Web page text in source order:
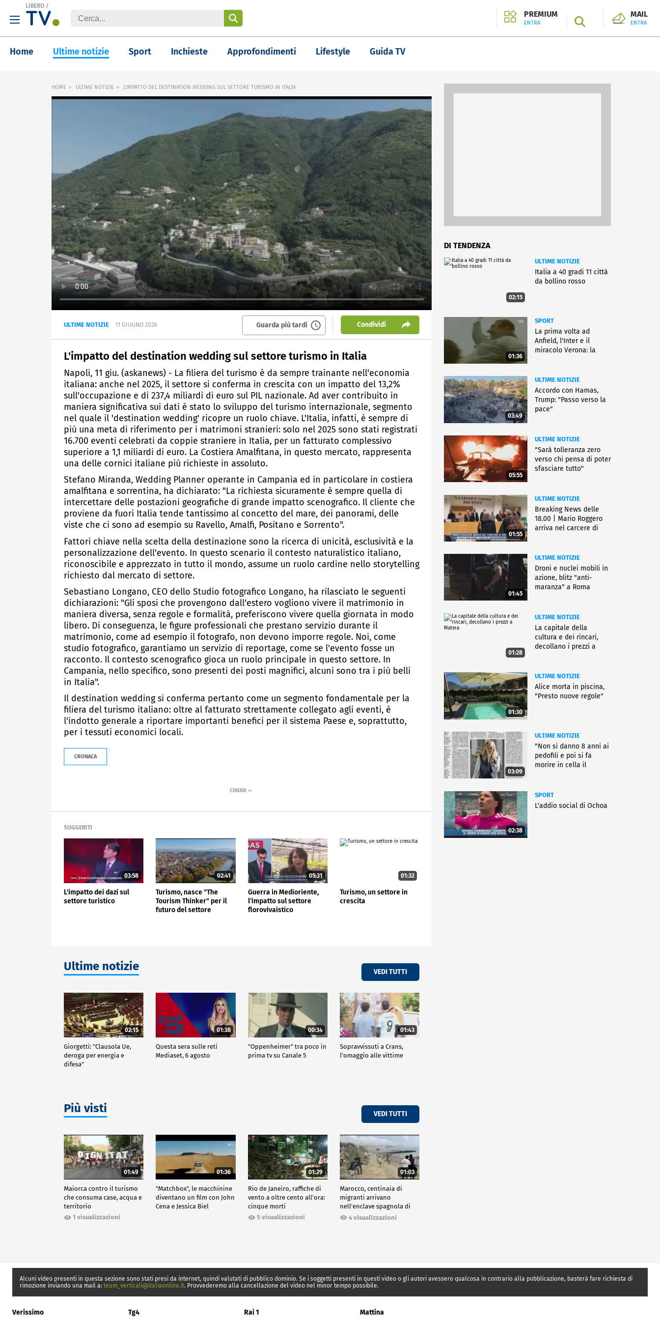
LIBERO /
PREMIUM
ENTRA SEARCH
MAIL
ENTRA
Home Ultime notizie Sport Inchieste Approfondimenti Lifestyle Guida TV
HOME ULTIME NOTIZIE L'IMPATTO DEL DESTINATION WEDDING SUL SETTORE TURISMO IN ITALIA
ULTIME NOTIZIE 11 GIUGNO 2026 Guarda più tardi Condividi
L'impatto del destination wedding sul settore turismo in Italia
Napoli, 11 giu. (askanews) - La filiera del turismo è da sempre trainante nell'economia
italiana: anche nel 2025, il settore si conferma in crescita con un impatto del 13,2%
sull'occupazione e di 237,4 miliardi di euro sul PIL nazionale. Ad aver contribuito in
maniera significativa sui dati è stato lo sviluppo del turismo internazionale, segmento
nel quale il 'destination wedding' ricopre un ruolo chiave. L'Italia, infatti, è sempre di
più una meta di riferimento per i matrimoni stranieri: solo nel 2025 sono stati registrati
16.700 eventi celebrati da coppie straniere in Italia, per un fatturato complessivo
superiore a 1,1 miliardi di euro. La Costiera Amalfitana, in questo mercato, rappresenta
una delle cornici italiane più richieste in assoluto.
Stefano Miranda, Wedding Planner operante in Campania ed in particolare in costiera
amalfitana e sorrentina, ha dichiarato: "La richiesta sicuramente è sempre quella di
intercettare delle postazioni geografiche di grande impatto scenografico. Il cliente che
proviene da fuori Italia tende tantissimo al concetto del mare, dei panorami, delle
viste che ci sono ad esempio su Ravello, Amalfi, Positano e Sorrento".
Fattori chiave nella scelta della destinazione sono la ricerca di unicità, esclusività e la
personalizzazione dell'evento. In questo scenario il contesto naturalistico italiano,
riconoscibile e apprezzato in tutto il mondo, assume un ruolo cardine nello storytelling
richiesto dal mercato di settore.
Sebastiano Longano, CEO dello Studio fotografico Longano, ha rilasciato le seguenti
dichiarazioni: "Gli sposi che provengono dall'estero vogliono vivere il matrimonio in
maniera diversa, senza regole e formalità, preferiscono vivere quella giornata in modo
libero. Di conseguenza, le figure professionali che prestano servizio durante il
matrimonio, come ad esempio il fotografo, non devono imporre regole. Noi, come
studio fotografico, garantiamo un servizio di reportage, come se l'evento fosse un
racconto. Il contesto scenografico gioca un ruolo principale in questo settore. In
Campania, nello specifico, sono presenti dei posti magnifici, alcuni sono tra i più belli
in Italia".
Il destination wedding si conferma pertanto come un segmento fondamentale per la
filiera del turismo italiano: oltre al fatturato strettamente collegato agli eventi, è
l'indotto generale a riportare importanti benefici per il sistema Paese e, soprattutto,
per i tessuti economici locali.
CRONACA
SUGGERITI
03:58
L'impatto dei dazi sul
settore turistico
02:41
Turismo, nasce "The
Tourism Thinker" per il
futuro del settore
05:31
Guerra in Medioriente,
l'impatto sul settore
florovivaistico
01:32
Turismo, un settore in
crescita
Ultime notizie VEDI TUTTI
02:15
Giorgetti: "Clausola Ue,
deroga per energia e
difesa"
01:38
Questa sera sulle reti
Mediaset, 6 agosto
00:34
"Oppenheimer" tra poco in
prima tv su Canale 5
01:43
Sopravvissuti a Crans,
l'omaggio alle vittime
Più visti VEDI TUTTI
01:49
Maiorca contro il turismo
che consuma case, acqua e
territorio
1 visualizzazioni
01:36
"Matchbox", le macchinine
diventano un film con John
Cena e Jessica Biel
01:29
Rio de Janeiro, raffiche di
vento a oltre cento all'ora:
cinque morti
5 visualizzazioni
01:03
Marocco, centinaia di
migranti arrivano
nell'enclave spagnola di
Ceuta4 visualizzazioni
DI TENDENZA
02:15
ULTIME NOTIZIE
Italia a 40 gradi 11 città
da bollino rosso
01:36
SPORT
La prima volta ad
Anfield, l'Inter e il
miracolo Verona: la
03:49
ULTIME NOTIZIE
Accordo con Hamas,
Trump: "Passo verso la
pace"
05:55
ULTIME NOTIZIE
"Sarà tolleranza zero
verso chi pensa di poter
sfasciare tutto"
01:55
ULTIME NOTIZIE
Breaking News delle
18.00 | Mario Roggero
arriva nel carcere di
01:45
ULTIME NOTIZIE
Droni e nuclei mobili in
azione, blitz "anti-
maranza" a Roma
01:28
ULTIME NOTIZIE
La capitale della
cultura e dei rincari,
decollano i prezzi a
01:30
ULTIME NOTIZIE
Alice morta in piscina,
"Presto nuove regole"
03:09
ULTIME NOTIZIE
"Non si danno 8 anni ai
pedofili e poi si fa
morire in cella il
02:38
SPORT
L'addio social di Ochoa
Alcuni video presenti in questa sezione sono stati presi da internet, quindi valutati di pubblico dominio. Se i soggetti presenti in questi video o gli autori avessero qualcosa in contrario alla pubblicazione, basterà fare richiesta di
rimozione inviando una mail a: team_verticali@italiaonline.it. Provvederemo alla cancellazione del video nel minor tempo possibile.
Verissimo Tg4 Rai 1 Mattina